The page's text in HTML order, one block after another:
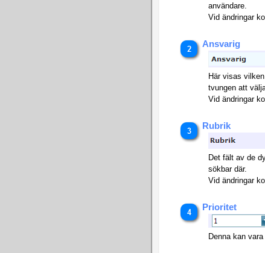
användare.
Vid ändringar
Ansvarig
Här visas
tvungen att
Vid ändringar
Rubrik
Det fält av de
sökbar där.
Vid ändringar
Prioritet
Denna kan